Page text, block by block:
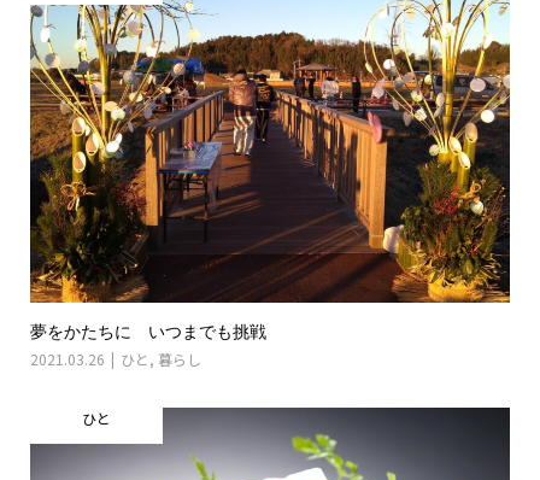
夢をかたちに いつまでも挑戦
2021.03.26 ひと , 暮らし
ひと